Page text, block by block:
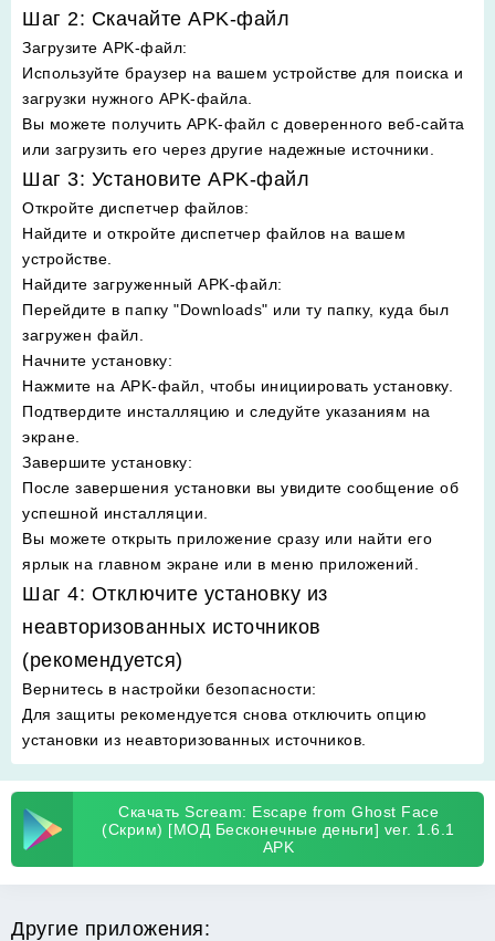
Шаг 2: Скачайте APK-файл
Загрузите APK-файл:
Используйте браузер на вашем устройстве для поиска и
загрузки нужного APK-файла.
Вы можете получить APK-файл с доверенного веб-сайта
или загрузить его через другие надежные источники.
Шаг 3: Установите APK-файл
Откройте диспетчер файлов:
Найдите и откройте диспетчер файлов на вашем
устройстве.
Найдите загруженный APK-файл:
Перейдите в папку "Downloads" или ту папку, куда был
загружен файл.
Начните установку:
Нажмите на APK-файл, чтобы инициировать установку.
Подтвердите инсталляцию и следуйте указаниям на
экране.
Завершите установку:
После завершения установки вы увидите сообщение об
успешной инсталляции.
Вы можете открыть приложение сразу или найти его
ярлык на главном экране или в меню приложений.
Шаг 4: Отключите установку из
неавторизованных источников
(рекомендуется)
Вернитесь в настройки безопасности:
Для защиты рекомендуется снова отключить опцию
установки из неавторизованных источников.
Скачать Scream: Escape from Ghost Face
(Скрим) [МОД Бесконечные деньги] ver. 1.6.1
APK
Другие приложения: